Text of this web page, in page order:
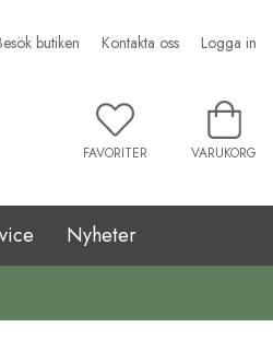
butiken Kontakta oss Logga in
FAVORITER VARUKORG
Nyheter